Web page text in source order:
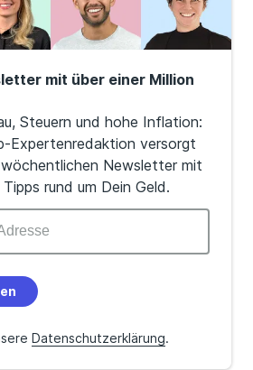
mit über einer Million
Steuern und hohe Inflation:
Expertenredaktion versorgt
wöchentlichen Newsletter mit
rund um Dein Geld.
Datenschutzerklärung.